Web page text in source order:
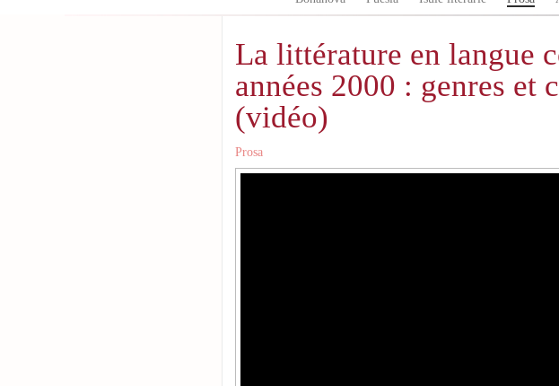
La littérature en langue
années 2000 : genres et
(vidéo)
Prosa